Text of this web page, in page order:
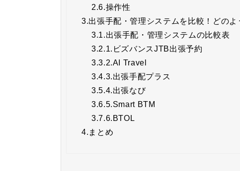
2.6.操作性
3.出張手配・管理システムを比較！どのよ
3.1.出張手配・管理システムの比較表
3.2.1.ビズバンスJTB出張予約
3.3.2.AI Travel
3.4.3.出張手配プラス
3.5.4.出張なび
3.6.5.Smart BTM
3.7.6.BTOL
4. まとめ